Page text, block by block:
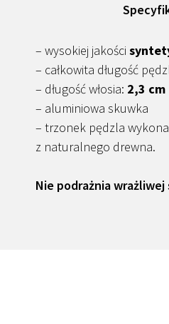
– wysokiej jakości
– całkowita długość
– długość włosia: 2,3 cm
– aluminiowa skuwka
– trzonek pędzla
z naturalnego drewna.
Nie podrażnia wrażliwej